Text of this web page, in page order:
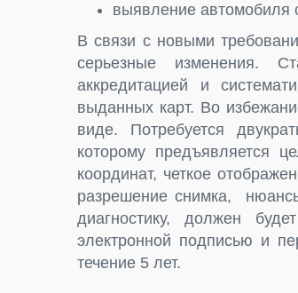
выявление автомобиля
В связи с новыми
серьезные изменения.
аккредитацией и
выданных карт. Во
виде. Потребуется
которому предъявляется
координат, четкое
разрешение снимка,
диагностику, должен
электронной подписью и
течение 5 лет.